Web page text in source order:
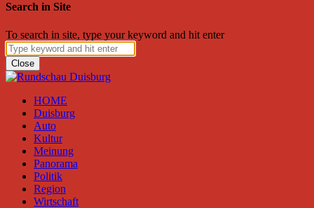
Search in Site
To search in site, type your keyword and hit enter
Close
HOME
Duisburg
Auto
Kultur
Meinung
Panorama
Politik
Region
Wirtschaft